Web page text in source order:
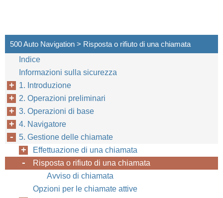
500 Auto Navigation > Risposta o rifiuto di una chiamata
Indice
Informazioni sulla sicurezza
1. Introduzione
2. Operazioni preliminari
3. Operazioni di base
4. Navigatore
5. Gestione delle chiamate
Effettuazione di una chiamata
Risposta o rifiuto di una chiamata
Avviso di chiamata
Opzioni per le chiamate attive